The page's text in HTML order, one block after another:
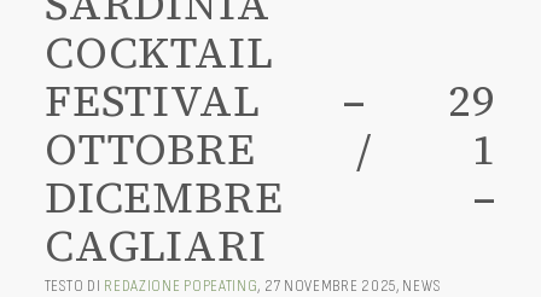
COCKTAIL
FESTIVAL – 29
OTTOBRE / 1
DICEMBRE –
CAGLIARI
TESTO DI REDAZIONE POPEATING, 27 NOVEMBRE 2025, NEWS